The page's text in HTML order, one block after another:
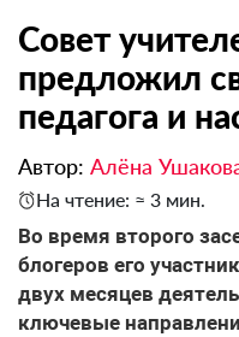
Совет
предложил
педагога и
Автор: Алёна
На чтение: ≈ 3 мин.
Во время второго
блогеров его
двух месяцев
ключевые